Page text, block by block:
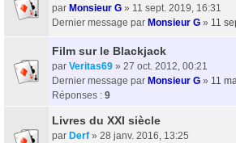
par Monsieur G » 11 sept. 2019, 16:31
Dernier message par Monsieur G » 11
Film sur le Blackjack
par Veritas69 » 27 oct. 2012, 00:21
Dernier message par Monsieur G » 11
Réponses : 9
Livres du XXI siècle
par Derf » 28 janv. 2016, 13:25